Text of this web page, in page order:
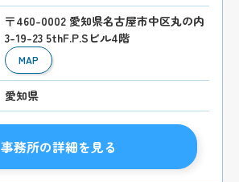
〒460-0002 愛知県名古屋市中区丸の内
3-19-23 5thF.P.Sビル4階
MAP
愛知県
事務所の詳細を見る